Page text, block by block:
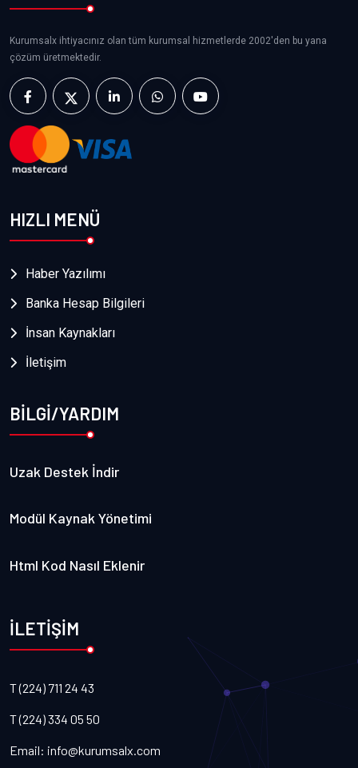
Kurumsalx ihtiyacınız olan tüm kurumsal hizmetlerde 2002'den bu yana
çözüm üretmektedir.
HIZLI MENÜ
Haber Yazılımı
Banka Hesap Bilgileri
İnsan Kaynakları
İletişim
BİLGİ/YARDIM
Uzak Destek İndir
Modül Kaynak Yönetimi
Html Kod Nasıl Eklenir
İLETİŞİM
T (224) 711 24 43
T (224) 334 05 50
Email: info@kurumsalx.com